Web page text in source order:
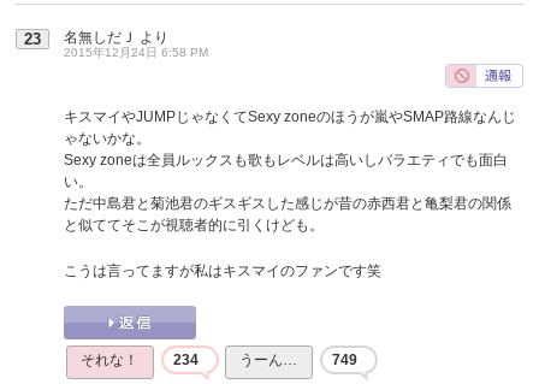
23 名無しだＪ より
2015年12月24日 6:58 PM
キスマイやJUMPじゃなくてSexy zoneのほうが嵐やSMAP路線なんじ
ゃないかな。
Sexy zoneは全員ルックスも歌もレベルは高いしバラエティでも面白
い。
ただ中島君と菊池君のギスギスした感じが昔の赤西君と亀梨君の関係
と似ててそこが視聴者的に引くけども。
こうは言ってますが私はキスマイのファンです笑
それな！ 234 うーん… 749